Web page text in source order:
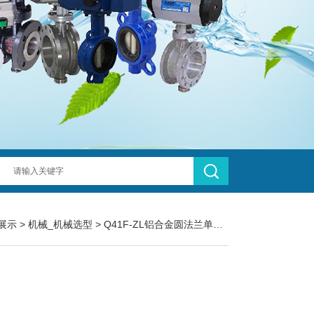
示 > 机械_机械选型 > Q41F-ZL铝合金圆法兰单相球阀